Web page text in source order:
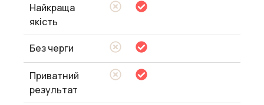
Найкраща
якість
Без черги
Приватний
результат